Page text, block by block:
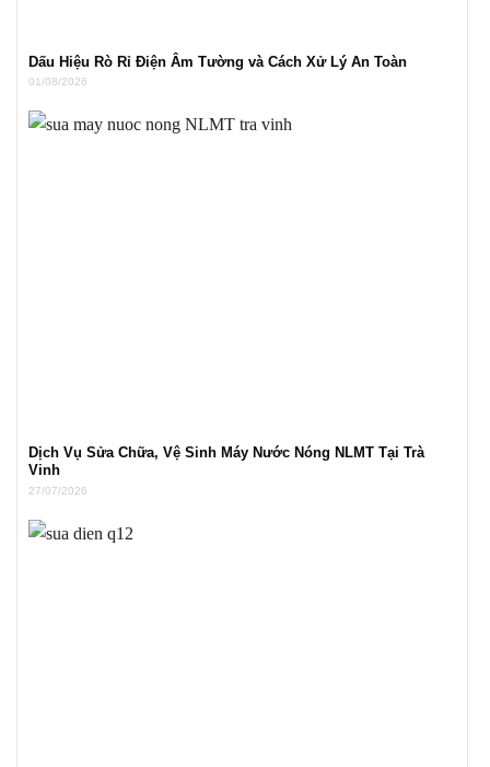
Dấu Hiệu Rò Rỉ Điện Âm Tường và Cách Xử Lý An Toàn
01/08/2026
Dịch Vụ Sửa Chữa, Vệ Sinh Máy Nước Nóng NLMT Tại Trà
Vinh
27/07/2026